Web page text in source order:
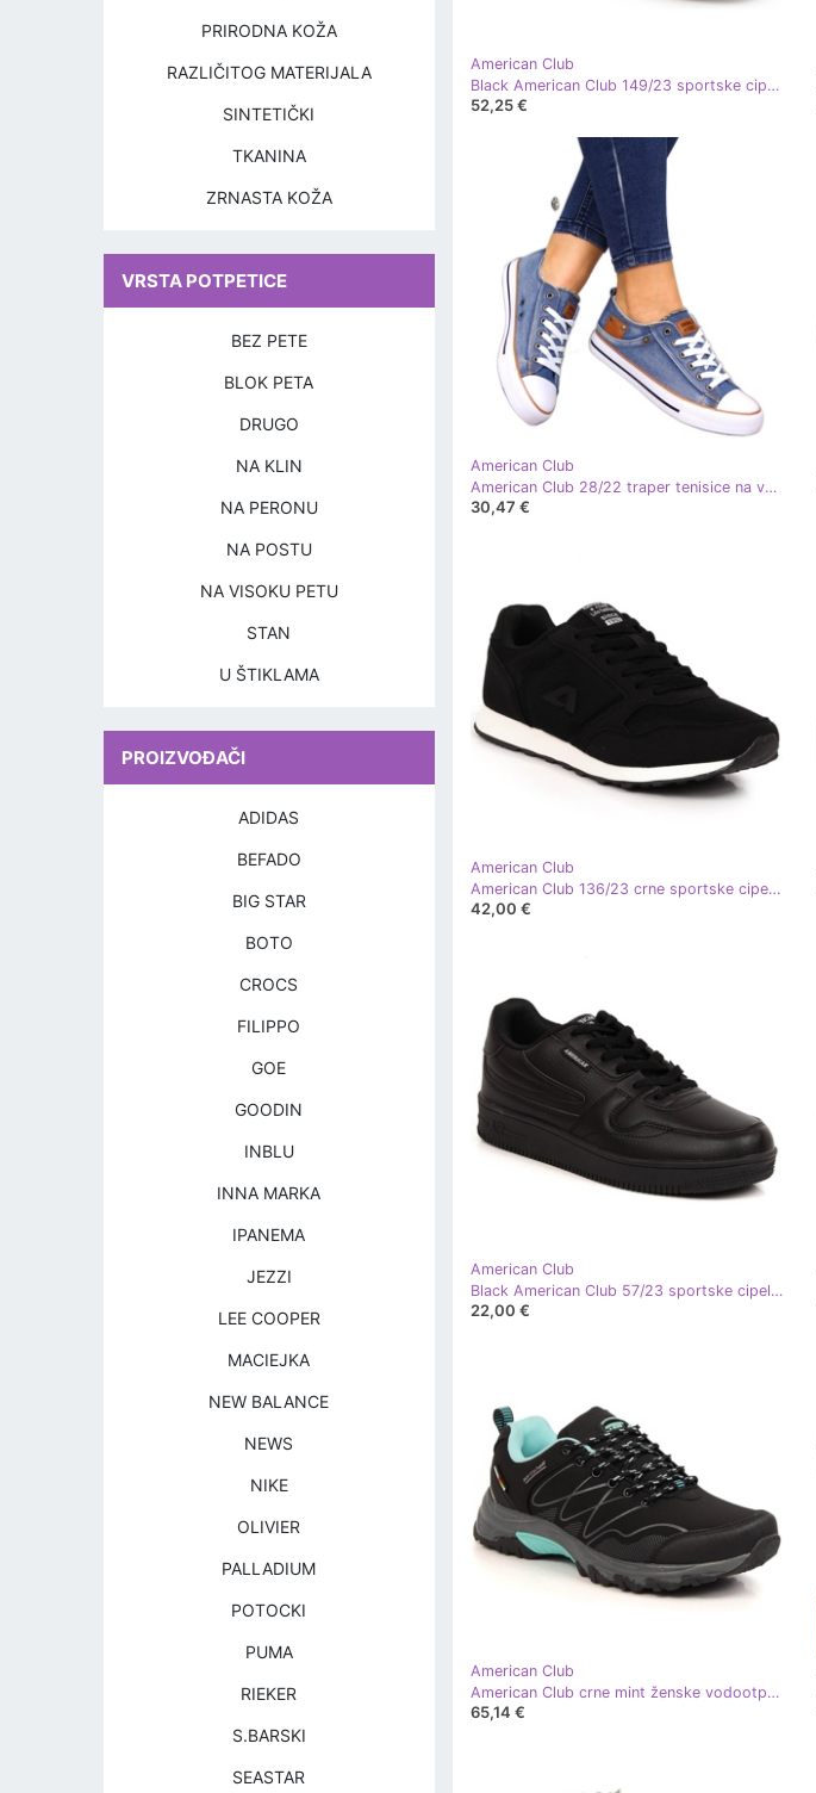
American Club
Black American Club 149/23 sportske cipele na čičak crna
52,25 €
American Club
American Club 28/22 traper tenisice na vezanje smeđa plava
30,47 €
American Club
American Club 136/23 crne sportske cipele na vezanje crna
42,00 €
American Club
Black American Club 57/23 sportske cipele na vezanje crna
22,00 €
American Club
American Club crne mint ženske vodootporne cipele za planinarenje crna zelena
65,14 €
PRIRODNA KOŽA
RAZLIČITOG MATERIJALA
SINTETIČKI
TKANINA
ZRNASTA KOŽA
VRSTA POTPETICE
BEZ PETE
BLOK PETA
DRUGO
NA KLIN
NA PERONU
NA POSTU
NA VISOKU PETU
STAN
U ŠTIKLAMA
PROIZVOĐAČI
ADIDAS
BEFADO
BIG STAR
BOTO
CROCS
FILIPPO
GOE
GOODIN
INBLU
INNA MARKA
IPANEMA
JEZZI
LEE COOPER
MACIEJKA
NEW BALANCE
NEWS
NIKE
OLIVIER
PALLADIUM
POTOCKI
PUMA
RIEKER
S.BARSKI
SEASTAR